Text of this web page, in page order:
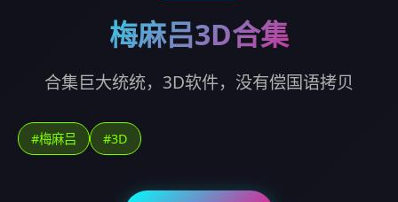
梅麻吕3D合集
合集巨大统统，3D软件，没有偿国语拷贝
#梅麻吕 #3D